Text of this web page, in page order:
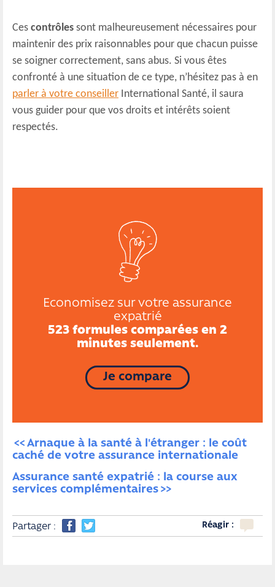
Ces contrôles sont malheureusement nécessaires pour
maintenir des prix raisonnables pour que chacun puisse
se soigner correctement, sans abus. Si vous êtes
confronté à une situation de ce type, n’hésitez pas à en
parler à votre conseiller International Santé, il saura
vous guider pour que vos droits et intérêts soient
respectés.
Economisez sur votre assurance
expatrié
523 formules comparées en 2
minutes seulement.
Je compare
Arnaque à la santé à l'étranger : le coût
caché de votre assurance internationale
Assurance santé expatrié : la course aux
services complémentaires
Partager : Réagir :